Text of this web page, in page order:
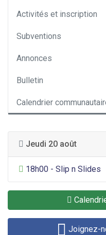
Activités et inscription
Subventions
Annonces
Bulletin
Calendrier
Jeudi 20 août
Divertissement général
18h00 - Slip n Slides
Joignez-